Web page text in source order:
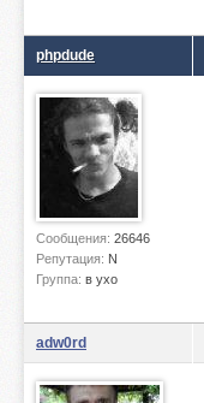
phpdude
Сообщения: 26646
Репутация: N
Группа: в ухо
adw0rd